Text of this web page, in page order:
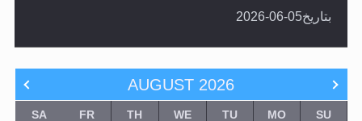
AUGUST 2026
TU
WE
TH
1